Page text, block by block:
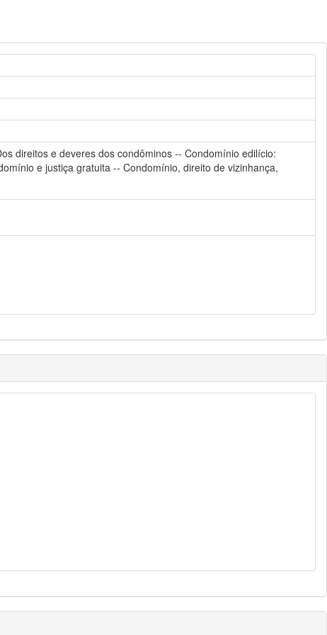
direitos e deveres dos condôminos -- Condomínio edilício:
e justiça gratuita -- Condomínio, direito de vizinhança,